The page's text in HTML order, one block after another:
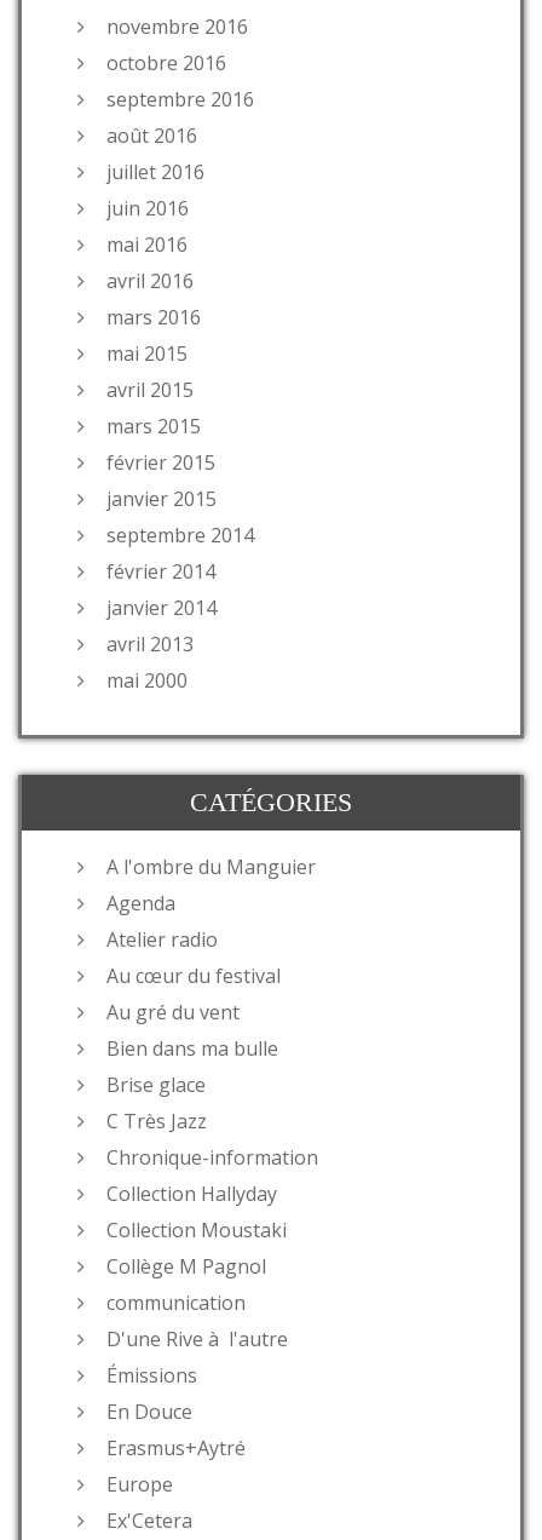
novembre 2016
octobre 2016
septembre 2016
août 2016
juillet 2016
juin 2016
mai 2016
avril 2016
mars 2016
mai 2015
avril 2015
mars 2015
février 2015
janvier 2015
septembre 2014
février 2014
janvier 2014
avril 2013
mai 2000
CATÉGORIES
A l'ombre du Manguier
Agenda
Atelier radio
Au cœur du festival
Au gré du vent
Bien dans ma bulle
Brise glace
C Très Jazz
Chronique-information
Collection Hallyday
Collection Moustaki
Collège M Pagnol
communication
D'une Rive à l'autre
Émissions
En Douce
Erasmus+Aytré
Europe
Ex'Cetera